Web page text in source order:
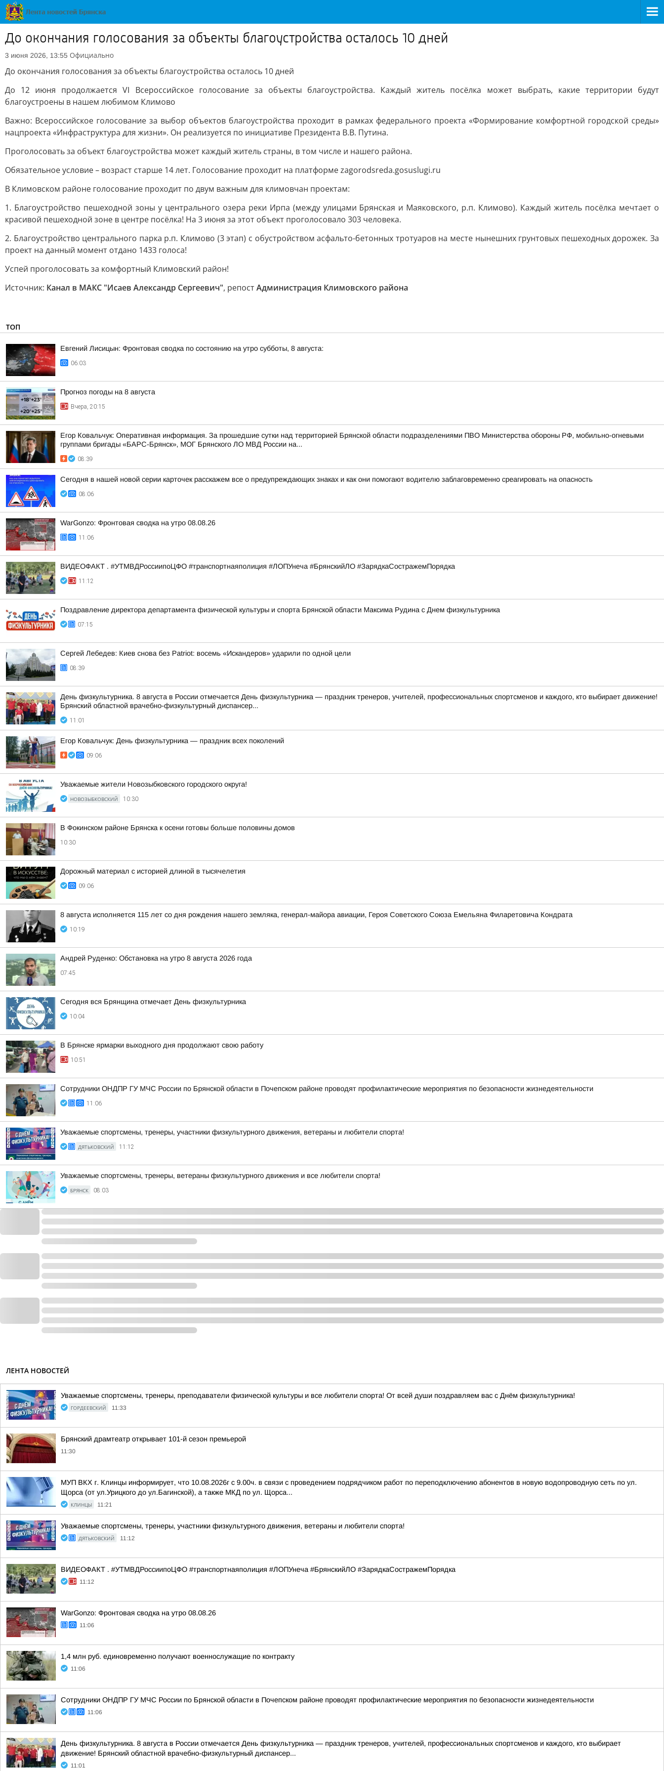
До окончания голосования за объекты благоустройства осталось 10 дней
3 июня 2026, 13:55 Официально
До окончания голосования за объекты благоустройства осталось 10 дней
До 12 июня продолжается VI Всероссийское голосование за объекты благоустройства. Каждый житель посёлка может выбрать, какие территории будут
благоустроены в нашем любимом Климово
Важно: Всероссийское голосование за выбор объектов благоустройства проходит в рамках федерального проекта «Формирование комфортной городской среды»
нацпроекта «Инфраструктура для жизни». Он реализуется по инициативе Президента В.В. Путина.
Проголосовать за объект благоустройства может каждый житель страны, в том числе и нашего района.
Обязательное условие – возраст старше 14 лет. Голосование проходит на платформе zagorodsreda.gosuslugi.ru
В Климовском районе голосование проходит по двум важным для климовчан проектам:
1. Благоустройство пешеходной зоны у центрального озера реки Ирпа (между улицами Брянская и Маяковского, р.п. Климово). Каждый житель посёлка мечтает о
красивой пешеходной зоне в центре посёлка! На 3 июня за этот объект проголосовало 303 человека.
2. Благоустройство центрального парка р.п. Климово (3 этап) с обустройством асфальто-бетонных тротуаров на месте нынешних грунтовых пешеходных дорожек. За
проект на данный момент отдано 1433 голоса!
Успей проголосовать за комфортный Климовский район!
Источник: Канал в МАКС "Исаев Александр Сергеевич", репостАдминистрация Климовского района
ТОП
Евгений Лисицын: Фронтовая сводка по состоянию на утро субботы, 8 августа:
06:03
Прогноз погоды на 8 августа
Вчера, 20:15
Егор Ковальчук: Оперативная информация. За прошедшие сутки над территорией Брянской области подразделениями ПВО Министерства обороны РФ, мобильно-огневыми
группами бригады «БАРС-Брянск», МОГ Брянского ЛО МВД России на...
08:39
Сегодня в нашей новой серии карточек расскажем все о предупреждающих знаках и как они помогают водителю заблаговременно среагировать на опасность
08:06
WarGonzo: Фронтовая сводка на утро 08.08.26
11:06
ВИДЕОФАКТ . #УТМВДРоссиипоЦФО #транспортнаяполиция #ЛОПУнеча #БрянскийЛО #ЗарядкаСостражемПорядка
11:12
Поздравление директора департамента физической культуры и спорта Брянской области Максима Рудина с Днем физкультурника
07:15
Сергей Лебедев: Киев снова без Patriot: восемь «Искандеров» ударили по одной цели
08:39
День физкультурника. 8 августа в России отмечается День физкультурника — праздник тренеров, учителей, профессиональных спортсменов и каждого, кто выбирает движение!
Брянский областной врачебно-физкультурный диспансер...
11:01
Егор Ковальчук: День физкультурника — праздник всех поколений
09:06
Уважаемые жители Новозыбковского городского округа!
НОВОЗЫБКОВСКИЙ 10:30
В Фокинском районе Брянска к осени готовы больше половины домов
10:30
Дорожный материал с историей длиной в тысячелетия
09:06
8 августа исполняется 115 лет со дня рождения нашего земляка, генерал-майора авиации, Героя Советского Союза Емельяна Филаретовича Кондрата
10:19
Андрей Руденко: Обстановка на утро 8 августа 2026 года
07:45
Сегодня вся Брянщина отмечает День физкультурника
10:04
В Брянске ярмарки выходного дня продолжают свою работу
10:51
Сотрудники ОНДПР ГУ МЧС России по Брянской области в Почепском районе проводят профилактические мероприятия по безопасности жизнедеятельности
11:06
Уважаемые спортсмены, тренеры, участники физкультурного движения, ветераны и любители спорта!
ДЯТЬКОВСКИЙ 11:12
Уважаемые спортсмены, тренеры, ветераны физкультурного движения и все любители спорта!
БРЯНСК 08:03
ЛЕНТА НОВОСТЕЙ
Уважаемые спортсмены, тренеры, преподаватели физической культуры и все любители спорта! От всей души поздравляем вас с Днём физкультурника!
ГОРДЕЕВСКИЙ 11:33
Брянский драмтеатр открывает 101-й сезон премьерой
11:30
МУП ВКХ г. Клинцы информирует, что 10.08.2026г с 9.00ч. в связи с проведением подрядчиком работ по переподключению абонентов в новую водопроводную сеть по ул.
Щорса (от ул.Урицкого до ул.Багинской), а также МКД по ул. Щорса...
КЛИНЦЫ 11:21
Уважаемые спортсмены, тренеры, участники физкультурного движения, ветераны и любители спорта!
ДЯТЬКОВСКИЙ 11:12
ВИДЕОФАКТ . #УТМВДРоссиипоЦФО #транспортнаяполиция #ЛОПУнеча #БрянскийЛО #ЗарядкаСостражемПорядка
11:12
WarGonzo: Фронтовая сводка на утро 08.08.26
11:06
1,4 млн руб. единовременно получают военнослужащие по контракту
11:06
Сотрудники ОНДПР ГУ МЧС России по Брянской области в Почепском районе проводят профилактические мероприятия по безопасности жизнедеятельности
11:06
День физкультурника. 8 августа в России отмечается День физкультурника — праздник тренеров, учителей, профессиональных спортсменов и каждого, кто выбирает
движение! Брянский областной врачебно-физкультурный диспансер...
11:01